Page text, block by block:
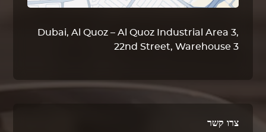
Dubai, Al Quoz – Al Quoz Industrial Area 3,
22nd Street, Warehouse 3
צרו קשר